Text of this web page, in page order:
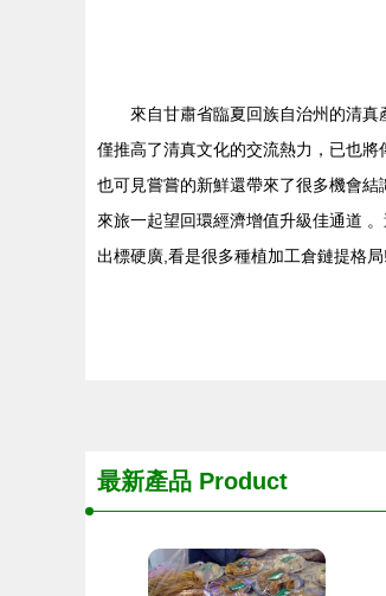
來自甘肅省臨夏回族自治州的清
僅推高了清真文化的交流熱力，已也
也可見嘗嘗的新鮮還帶來了很多機會
來旅一起望回環經濟增值升級佳通道
出標硬廣,看是很多種植加工倉鏈提格局!
最新產品 Product